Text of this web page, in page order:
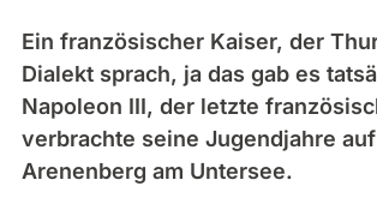
Ein französischer Kaiser, der
Dialekt sprach, ja das gab es
Napoleon III, der letzte
verbrachte seine Jugendjahre
Arenenberg am Untersee.